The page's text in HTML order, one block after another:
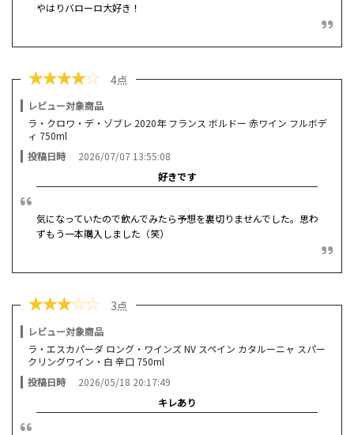
やはりバローロ大好き！
★★★★☆ 4点
レビュー対象商品
ラ・クロワ・デ・ゾブレ 2020年 フランス ボルドー 赤ワイン フルボデ
ィ 750ml
投稿日時
2026/07/07 13:55:08
好きです
気になっていたので飲んでみたら予想を裏切りませんでした。思わ
ずもう一本購入しました（笑）
★★★☆☆ 3点
レビュー対象商品
ラ・エスカパーダ ロング・ワインズ NV スペイン カタルーニャ スパー
クリングワイン・白 辛口 750ml
投稿日時
2026/05/18 20:17:49
キレあり